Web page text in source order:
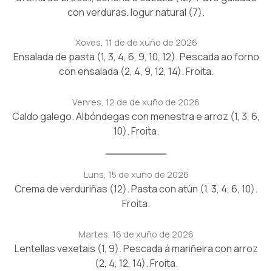
con verduras. Iogur natural (7).
Xoves, 11 de de xuño de 2026
Ensalada de pasta (1, 3, 4, 6, 9, 10, 12). Pescada ao forno
con ensalada (2, 4, 9, 12, 14). Froita.
Venres, 12 de de xuño de 2026
Caldo galego. Albóndegas con menestra e arroz (1, 3, 6,
10). Froita.
Luns, 15 de xuño de 2026
Crema de verduriñas (12). Pasta con atún (1, 3, 4, 6, 10).
Froita.
Martes, 16 de xuño de 2026
Lentellas vexetais (1, 9). Pescada á mariñeira con arroz
(2, 4, 12, 14). Froita.